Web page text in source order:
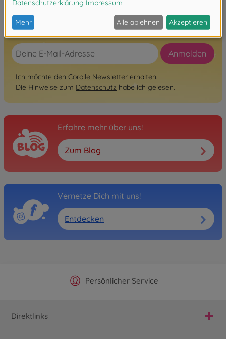
Hier zum Newsletter anmelden!
Anmelden
Ich möchte den Corolle Newsletter erhalten.
Die Hinweise zum Datenschutz habe ich gelesen.
Erfahre mehr über uns!
Zum Blog
Vernetze Dich mit uns!
Entdecken
Offizieller Hersteller Shop
Persönlicher Service
Versandkostenfrei ab 25€
Schnelle Lieferung
Direktlinks